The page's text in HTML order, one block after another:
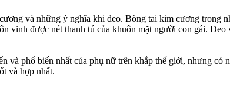
và những ý nghĩa khi đeo. Bông tai kim cương trong
vinh được nét thanh tú của khuôn mặt người con gái.
và phổ biến nhất của phụ nữ trên khắp thế giới, nhưng
và hợp nhất.